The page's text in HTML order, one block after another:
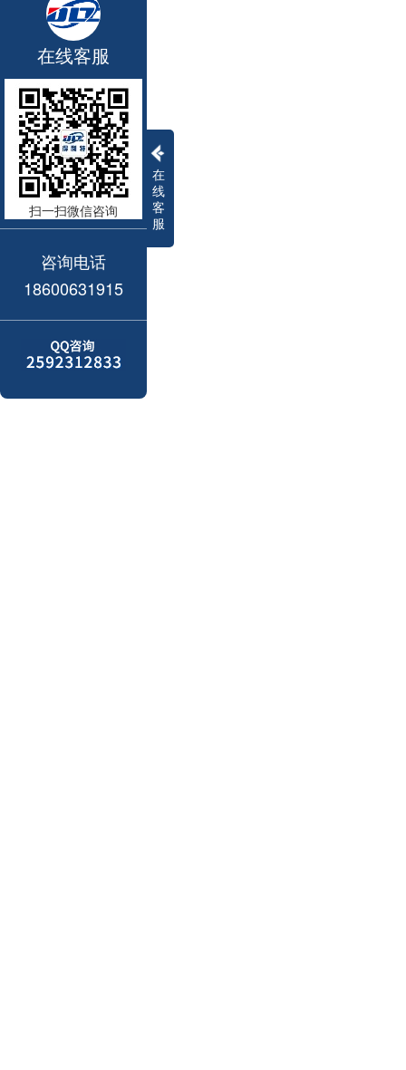
在
线
客
服
在线客服
扫一扫微信咨询
咨询电话
18600631915